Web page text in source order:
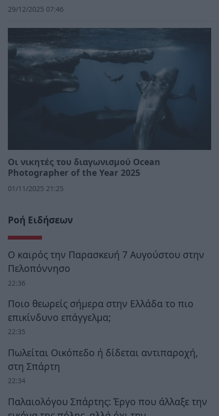
29/12/2025 07:46
Οι νικητές του διαγωνισμού Ocean
Photographer of the Year 2025
01/11/2025 21:25
Ροή Ειδήσεων
Ο καιρός την Παρασκευή 7 Αυγούστου στην
Πελοπόννησο
22:36
Ποιο θεωρείς σήμερα στην Ελλάδα το πιο
επικίνδυνο επάγγελμα;
22:35
Πωλείται Οικόπεδο ή δίδεται αντιπαροχή,
στη Σπάρτη
22:34
Παλαιολόγου Σπάρτης: Έργο που άλλαξε την